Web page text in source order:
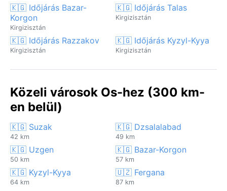
🇰🇬 Időjárás Bazar-
Korgon
Kirgizisztán
🇰🇬 Időjárás Talas
Kirgizisztán
🇰🇬 Időjárás Razzakov
Kirgizisztán
🇰🇬 Időjárás Kyzyl-Kyya
Kirgizisztán
Közeli városok Os-hez (300 km-
en belül)
🇰🇬 Suzak
42 km
🇰🇬 Dzsalalabad
49 km
🇰🇬 Uzgen
50 km
🇰🇬 Bazar-Korgon
57 km
🇰🇬 Kyzyl-Kyya
64 km
🇺🇿 Fergana
87 km